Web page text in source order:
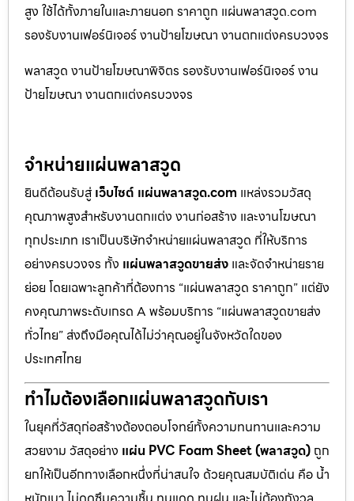
สูง ใช้ได้ทั้งภายในและภายนอก ราคาถูก แผ่นพลาสวูด.com
รองรับงานเฟอร์นิเจอร์ งานป้ายโฆษณา งานตกแต่งครบวงจร
พลาสวูด งานป้ายโฆษณาพิจิตร รองรับงานเฟอร์นิเจอร์ งาน
ป้ายโฆษณา งานตกแต่งครบวงจร
จำหน่ายแผ่นพลาสวูด
ยินดีต้อนรับสู่ เว็บไซต์ แผ่นพลาสวูด.com แหล่งรวมวัสดุ
คุณภาพสูงสำหรับงานตกแต่ง งานก่อสร้าง และงานโฆษณา
ทุกประเภท เราเป็นบริษัทจำหน่ายแผ่นพลาสวูด ที่ให้บริการ
อย่างครบวงจร ทั้ง แผ่นพลาสวูดขายส่ง และจัดจำหน่ายราย
ย่อย โดยเฉพาะลูกค้าที่ต้องการ “แผ่นพลาสวูด ราคาถูก” แต่ยัง
คงคุณภาพระดับเกรด A พร้อมบริการ “แผ่นพลาสวูดขายส่ง
ทั่วไทย” ส่งถึงมือคุณได้ไม่ว่าคุณอยู่ในจังหวัดใดของ
ประเทศไทย
ทำไมต้องเลือกแผ่นพลาสวูดกับเรา
ในยุคที่วัสดุก่อสร้างต้องตอบโจทย์ทั้งความทนทานและความ
สวยงาม วัสดุอย่าง แผ่น PVC Foam Sheet (พลาสวูด) ถูก
ยกให้เป็นอีกทางเลือกหนึ่งที่น่าสนใจ ด้วยคุณสมบัติเด่น คือ น้ำ